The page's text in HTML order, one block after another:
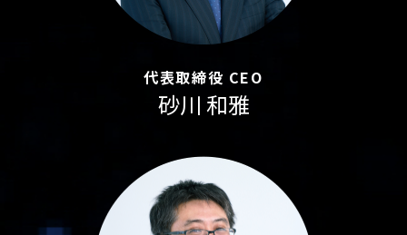
代表取締役 CEO
砂川 和雅